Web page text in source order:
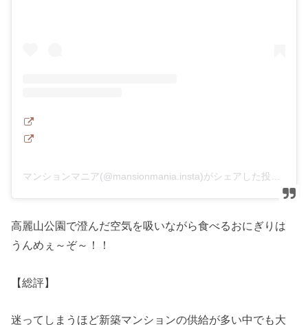
高麗山公園で澄んだ空気を吸いながら食べるおにぎりは
うんめぇ～ぞ～！！
【総評】
迷ってしまうほど新築マンションの供給が多い中でも大